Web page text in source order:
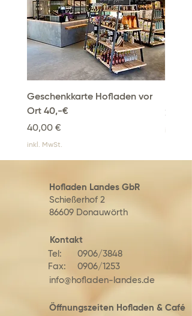
Geschenkkarte Hofladen vor
Ort 40,-€
Preis
40,00 €
inkl. MwSt.
Preis
30,00
Hofladen Landes GbR
Schießerhof 2
86609 Donauwörth
Kontakt
Tel:
Fax:
0906/3848
0906/1253
info@hofladen-landes.de
Öffnungszeiten Hofladen & Café